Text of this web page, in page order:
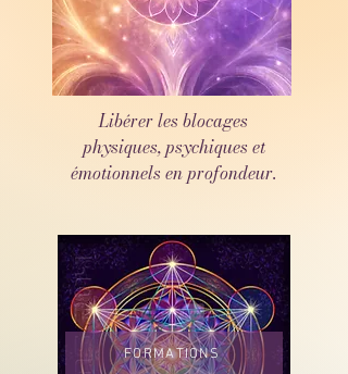
Libérer les blocages
physiques, psychiques et
émotionnels en profondeur.
FORMATIONS